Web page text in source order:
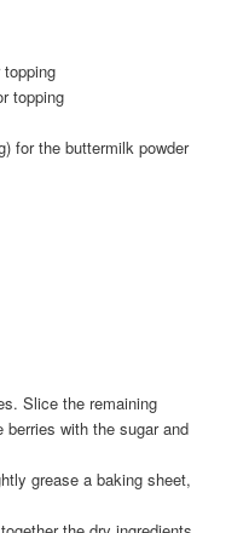
topping
for the buttermilk powder
Slice the remaining
with the sugar and
grease a baking sheet,